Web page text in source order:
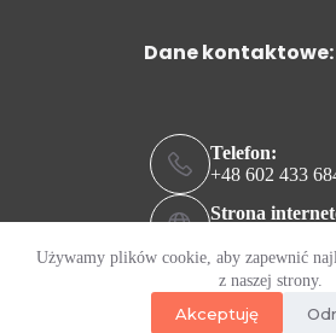
Używamy plików cookie, aby zapewnić
z naszej strony.
Akceptuję
Dane kontaktowe:
Telefon:
+48 602 433
Strona
Adres e-mail:
and with little help